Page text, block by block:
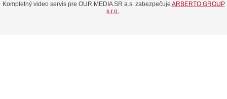
Kompletný video servis pre OUR MEDIA SR a.s. zabezpečuje ARBERTO GROUP
s.r.o..